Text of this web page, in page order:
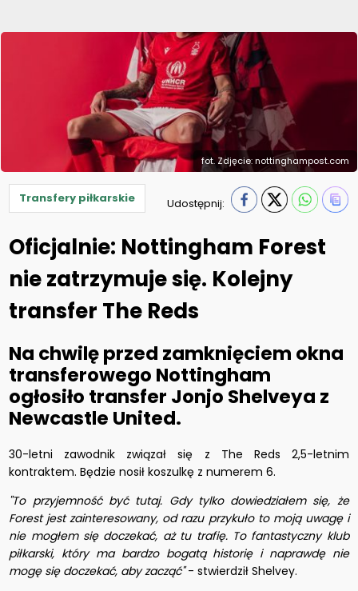
fot. Zdjęcie: nottinghampost.com
Transfery piłkarskie Udostępnij:
Oficjalnie: Nottingham Forest
nie zatrzymuje się. Kolejny
transfer The Reds
Na chwilę przed zamknięciem okna
transferowego Nottingham
ogłosiło transfer Jonjo Shelveya z
Newcastle United.
30-letni zawodnik związał się z The Reds 2,5-letnim
kontraktem. Będzie nosił koszulkę z numerem 6.
"To przyjemność być tutaj. Gdy tylko dowiedziałem się, że
Forest jest zainteresowany, od razu przykuło to moją uwagę i
nie mogłem się doczekać, aż tu trafię. To fantastyczny klub
piłkarski, który ma bardzo bogatą historię i naprawdę nie
mogę się doczekać, aby zacząć"- stwierdził Shelvey.